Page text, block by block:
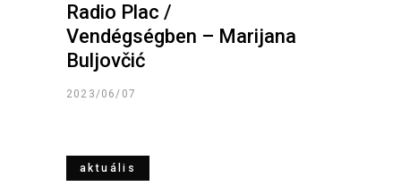
Radio Plac /
Vendégségben – Marijana
Buljovčić
2023/06/07
aktuális